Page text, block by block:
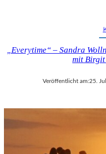
„Everytime“ – Sandra
mit
Veröffentlicht am:25.